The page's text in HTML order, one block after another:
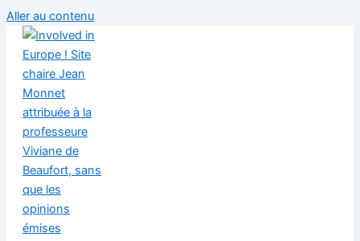
Aller au contenu